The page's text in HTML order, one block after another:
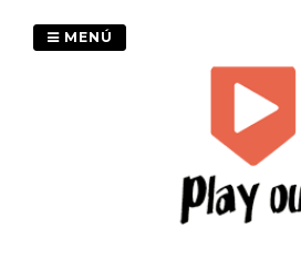
MENÚ